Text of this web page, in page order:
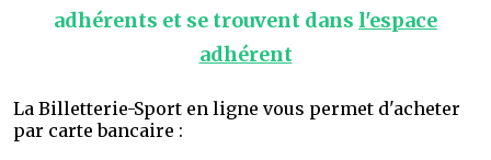
adhérents et se trouvent dans l'espace
adhérent
La Billetterie-Sport en ligne vous permet d'acheter
par carte bancaire :